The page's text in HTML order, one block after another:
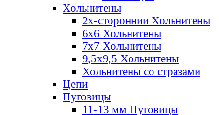
Хольнитены
2х-стороннии Хольнитены
6х6 Хольнитены
7х7 Хольнитены
9,5х9,5 Хольнитены
Хольнитены со стразами
Цепи
Пуговицы
11-13 мм Пуговицы